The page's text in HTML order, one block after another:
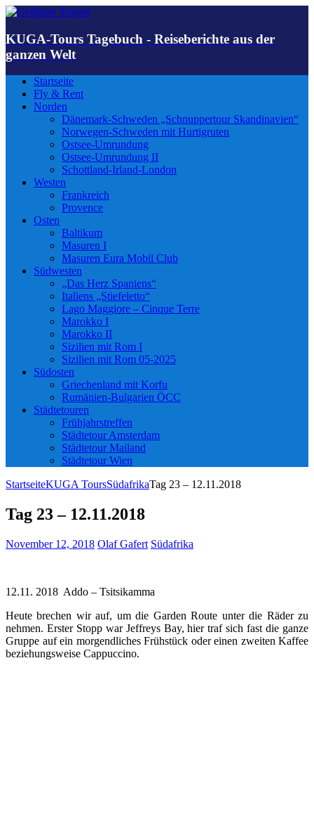
KUGA-Tours Tagebuch - Reiseberichte aus der
ganzen Welt
Startseite
Fly & Rent
Norden
Dänemark-Schweden „Schnuppertour Skandinavien“
Norwegen-Schweden mit Hurtigruten
Ostsee-Umrundung
Ostsee-Umrundung II
Schottland-Irland-London
Westen
Frankreich
Provence
Osten
Baltikum
Masuren I
Masuren Eura Mobil Club
Südwesten
„Das Herz Spaniens“
Italiens „Stiefeletto“
Lago Maggiore – Cinque Terre
Marokko I
Marokko II
Sizilien mit Rom I
Sizilien mit Rom 05-2025
Südosten
Griechenland mit Korfu
Rumänien-Bulgarien ÖCC
Städtetouren
Frühjahrstreffen
Städtetour Amsterdam
Städtetour Mailand
Städtetour Wien
StartseiteKUGA ToursSüdafrikaTag 23 – 12.11.2018
Tag 23 – 12.11.2018
November 12, 2018 Olaf Gafert Südafrika
12.11. 2018 Addo – Tsitsikamma
Heute brechen wir auf, um die Garden Route unter die Räder zu
nehmen. Erster Stopp war Jeffreys Bay, hier traf sich fast die ganze
Gruppe auf ein morgendliches Frühstück oder einen zweiten Kaffee
beziehungsweise Cappuccino.